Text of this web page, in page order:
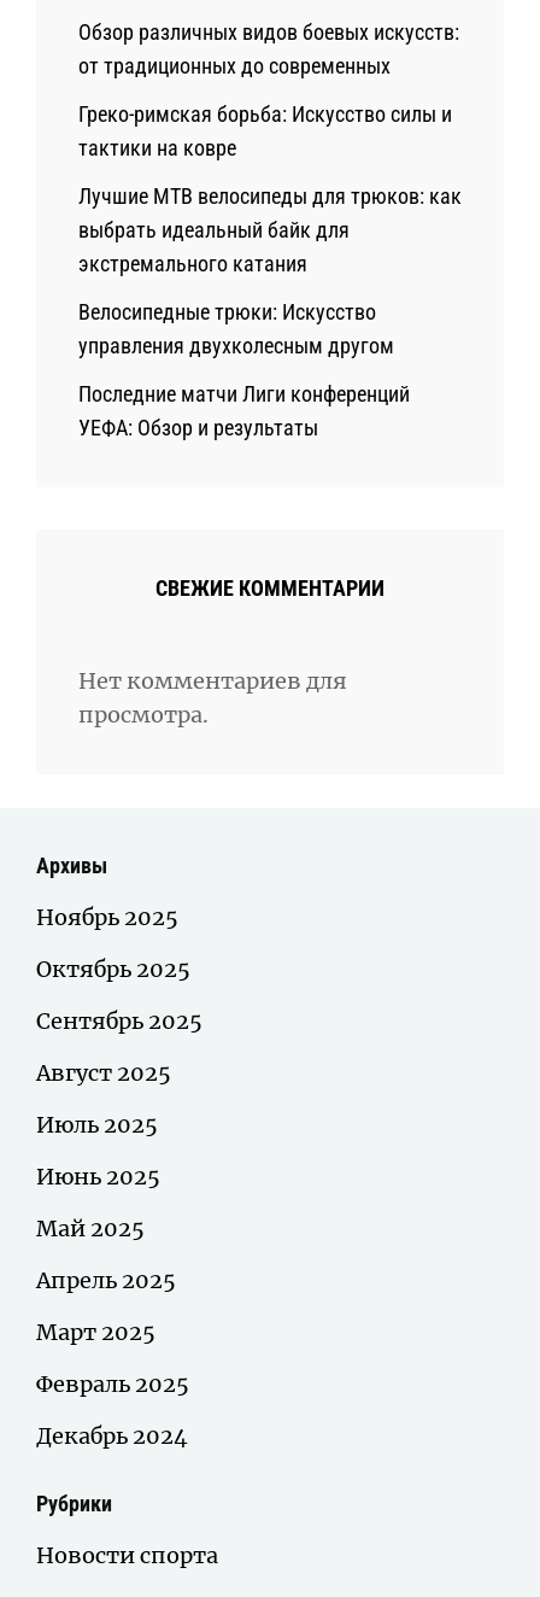
Обзор различных видов боевых искусств:
от традиционных до современных
Греко-римская борьба: Искусство силы и
тактики на ковре
Лучшие MTB велосипеды для трюков: как
выбрать идеальный байк для
экстремального катания
Велосипедные трюки: Искусство
управления двухколесным другом
Последние матчи Лиги конференций
УЕФА: Обзор и результаты
СВЕЖИЕ КОММЕНТАРИИ
Нет комментариев для
просмотра.
Архивы
Ноябрь 2025
Октябрь 2025
Сентябрь 2025
Август 2025
Июль 2025
Июнь 2025
Май 2025
Апрель 2025
Март 2025
Февраль 2025
Декабрь 2024
Рубрики
Новости спорта